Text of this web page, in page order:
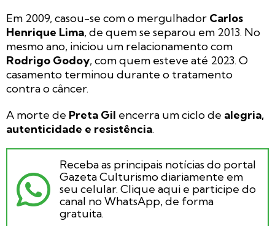
Em 2009, casou-se com o mergulhador Carlos
Henrique Lima, de quem se separou em 2013. No
mesmo ano, iniciou um relacionamento com
Rodrigo Godoy, com quem esteve até 2023. O
casamento terminou durante o tratamento
contra o câncer.
A morte de Preta Gil encerra um ciclo de alegria,
autenticidade e resistência.
Receba as principais notícias do portal
Gazeta Culturismo diariamente em
seu celular. Clique aqui e participe do
canal no WhatsApp, de forma
gratuita.